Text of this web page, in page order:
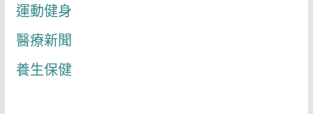
運動健身
醫療新聞
養生保健